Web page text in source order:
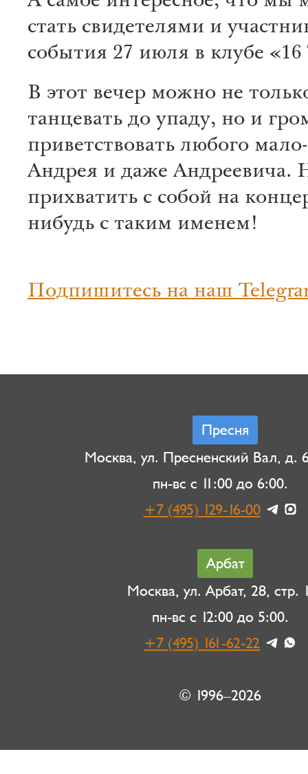
стать свидетелями и
события 27 июля в клубе
В этот вечер можно не
танцевать до упаду, но и
приветствовать любого
Андрея и даже Андреевича.
прихватить с собой на
нибудь с таким именем!
Подпишитесь на наш
Пресня
Москва, ул. Пресненский Вал, д.
пн-вс с 11:00 до 6:00.
+7 (495) 129-16-00
Арбат
Москва, ул. Арбат, 28, стр.
пн-вс с 12:00 до 5:00.
+7 (495) 161-62-22
© 1996–2026